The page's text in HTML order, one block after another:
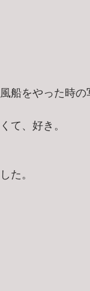
船をやった時の
て、好き。
た。